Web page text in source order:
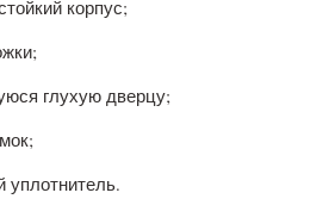
корпус;
глухую дверцу;
уплотнитель.